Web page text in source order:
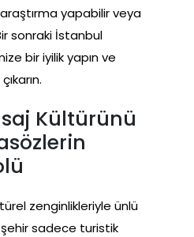
yapabilir veya
sonraki İstanbul
bir iyilik yapın ve
Kültürünü
zenginlikleriyle ünlü
sadece turistik